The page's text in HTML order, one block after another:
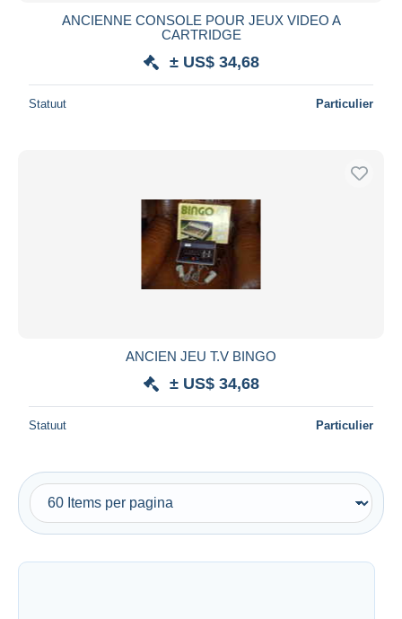
ANCIENNE CONSOLE POUR JEUX VIDEO A
CARTRIDGE
± US$ 34,68
Statuut Particulier
ANCIEN JEU T.V BINGO
± US$ 34,68
Statuut Particulier